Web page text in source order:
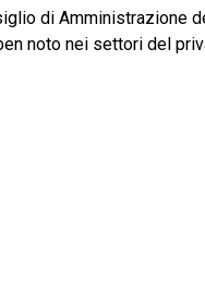
di Amministrazione
noto nei settori del